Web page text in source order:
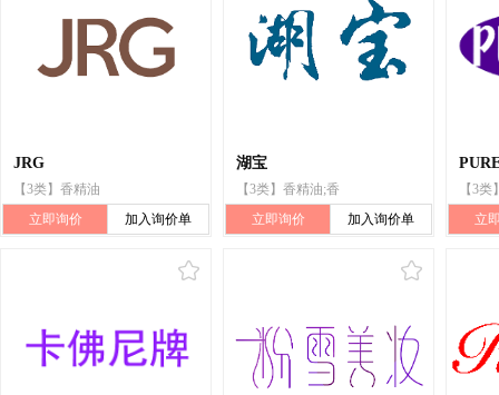
JRG
【3类】香精油
立即询价
加入询价单
湖宝
【3类】香精油;香
立即询价
加入询价单
【3
立